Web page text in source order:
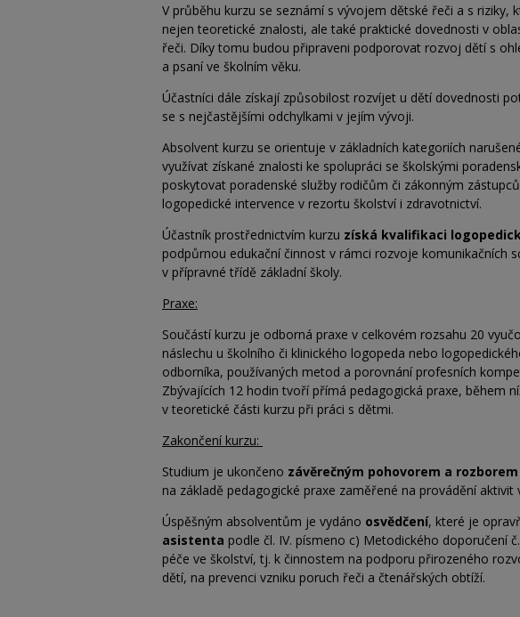
V průběhu kurzu se seznámí s vývojem dětské řeči a s
nejen teoretické znalosti, ale také praktické dovednosti v
řeči. Díky tomu budou připraveni podporovat rozvoj dětí s
a psaní ve školním věku.
Účastníci dále získají způsobilost rozvíjet u dětí dovednosti
se s nejčastějšími odchylkami v jejím vývoji.
Absolvent kurzu se orientuje v základních kategoriích
využívat získané znalosti ke spolupráci se školskými
poskytovat poradenské služby rodičům či zákonným
logopedické intervence v rezortu školství i zdravotnictví.
Účastník prostřednictvím kurzu získá kvalifikaci
podpůrnou edukační činnost v rámci rozvoje komunikačních
v přípravné třídě základní školy.
Praxe:
Součástí kurzu je odborná praxe v celkovém rozsahu 20
náslechu u školního či klinického logopeda nebo
odborníka, používaných metod a porovnání profesních
Zbývajících 12 hodin tvoří přímá pedagogická praxe, během
v teoretické části kurzu při práci s dětmi.
Zakončení kurzu:
Studium je ukončeno závěrečným pohovorem a
na základě pedagogické praxe zaměřené na provádění aktivit
Úspěšným absolventům je vydáno osvědčení, které je
asistenta podle čl. IV. písmeno c) Metodického doporučení
péče ve školství, tj. k činnostem na podporu přirozeného
dětí, na prevenci vzniku poruch řeči a čtenářských obtíží.